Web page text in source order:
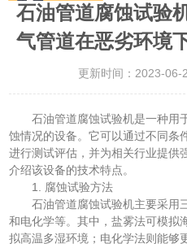
石油管道腐蚀试验
气管道在恶劣环境
更新时间：2023-
石油管道腐蚀试验机是一种用
蚀情况的设备。它可以通过不同条
进行测试评估，并为相关行业提供
介绍该设备的技术特点。
1. 腐蚀试验方法
石油管道腐蚀试验机主要采用
和电化学等。其中，盐雾法可模拟
拟高温多湿环境；电化学法则能够